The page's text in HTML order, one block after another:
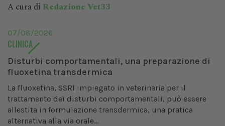
A cura di Redazione Vet33
07/08/2026
CLINICA
Disturbi comportamentali, una preparazione di
fluoxetina transdermica
La fluoxetina, SSRI impiegato in veterinaria per il
trattamento dei disturbi comportamentali, può essere
allestita in formulazione transdermica, una pratica
alternativa alla via orale...